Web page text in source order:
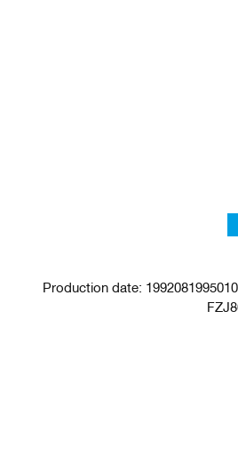
Production date: